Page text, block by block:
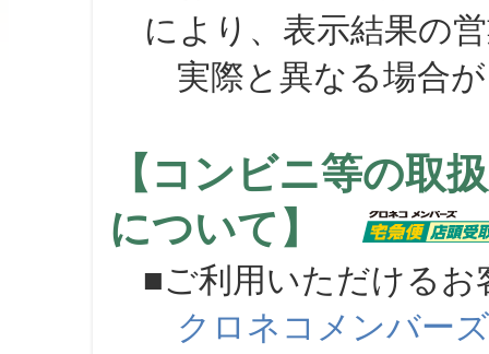
により、表示結果の
実際と異なる場合が
【コンビニ等の取
について】
■ご利用いただけるお
クロネコメンバーズ